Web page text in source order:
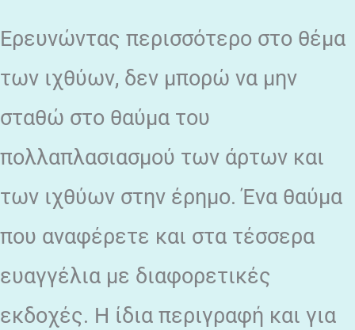
Ερευνώντας περισσότερο στο θέμα
των ιχθύων, δεν μπορώ να μην
σταθώ στο θαύμα του
πολλαπλασιασμού των άρτων και
των ιχθύων στην έρημο. Ένα θαύμα
που αναφέρετε και στα τέσσερα
ευαγγέλια με διαφορετικές
εκδοχές. Η ίδια περιγραφή και για